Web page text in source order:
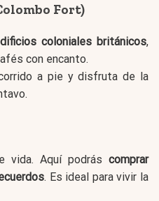
Fort)
coloniales británicos,
con encanto.
a pie y disfruta de la
vida. Aquí podrás comprar
. Es ideal para vivir la